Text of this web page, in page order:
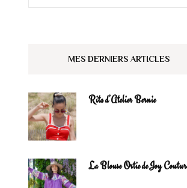
MES DERNIERS ARTICLES
Rita d’Atelier Bernie
La Blouse Ortie de Joy